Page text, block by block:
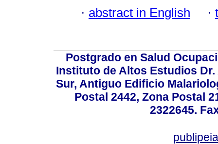
· abstract in English ·
Postgrado en Salud
Instituto de Altos Estudios
Sur, Antiguo Edificio
Postal 2442, Zona Postal
2322645.